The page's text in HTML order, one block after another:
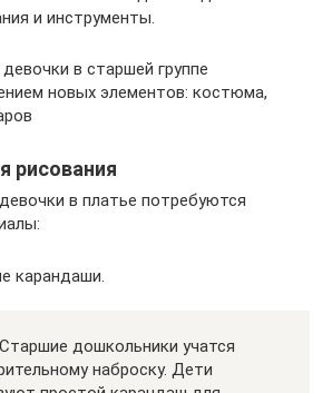
и инструменты.
в старшей группе
новых элементов: костюма,
рисования
в платье потребуются
карандаши.
дошкольники учатся
наброску. Дети